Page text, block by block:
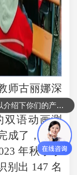
师古丽娜深
译过来学生
双语动画测
成了，数据
年秋季学
别出 147 名
可以介绍下你们的产品么